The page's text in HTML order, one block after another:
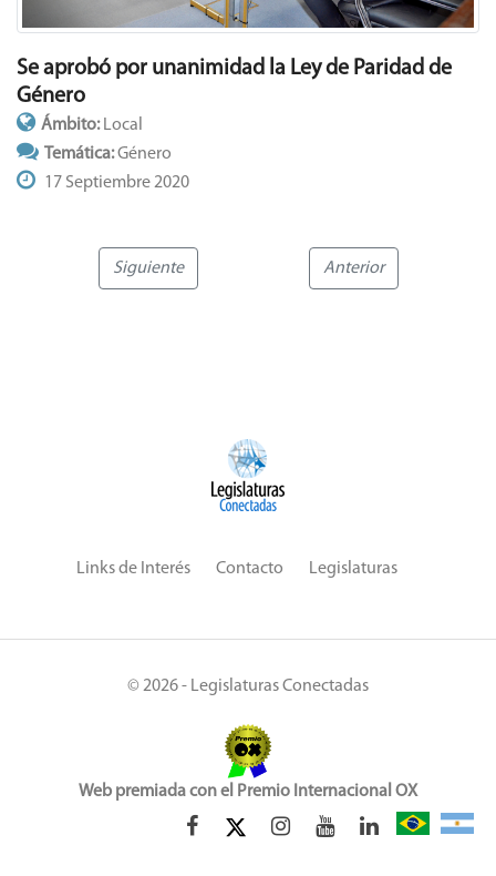
Se aprobó por unanimidad la Ley de Paridad de
Género
Ámbito: Local
Temática:Género
17 Septiembre 2020
Siguiente Anterior
Links de Interés Contacto Legislaturas
© 2026 - Legislaturas Conectadas
Web premiada con el Premio Internacional OX